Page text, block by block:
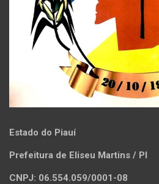
Estado do Piauí
Prefeitura de Eliseu Martins / PI
CNPJ: 06.554.059/0001-08